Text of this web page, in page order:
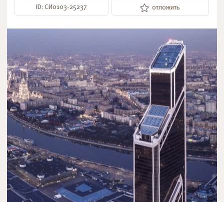
ID: СИ0103-25237 отложить